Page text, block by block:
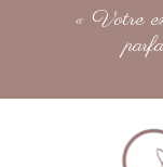
« Votre